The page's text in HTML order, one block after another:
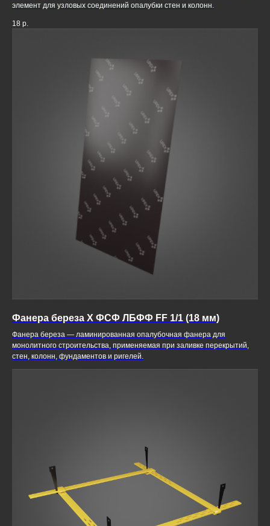
элемент для узловых соединений опалубки стен и колонн.
18 р.
Фанера береза X ФСФ ЛБФФ FF 1/1 (18 мм)
Фанера береза — ламинированная опалубочная фанера для
монолитного строительства, применяемая при заливке перекрытий,
стен, колонн, фундаментов и ригелей.